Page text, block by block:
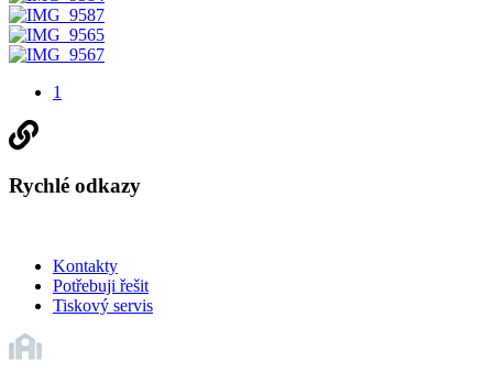
1
Rychlé odkazy
Kontakty
Potřebuji řešit
Tiskový servis